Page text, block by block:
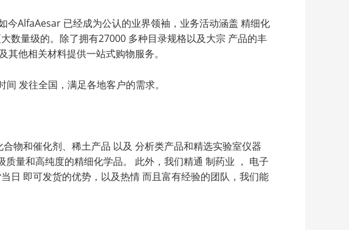
今AlfaAesar 已经成为公认的业界领袖，业务活动涵盖 精细化
数量级的。除了拥有27000 多种目录规格以及大宗 产品的丰
他相关材料提供一站式购物服务。
发往全国，满足各地客户的需求。
物和催化剂、稀土产品 以及 分析类产品和精选实验室仪器
量和高纯度的精细化学品。 此外，我们精通 制药业 ， 电子
日 即可发货的优势，以及热情 而且富有经验的团队，我们能